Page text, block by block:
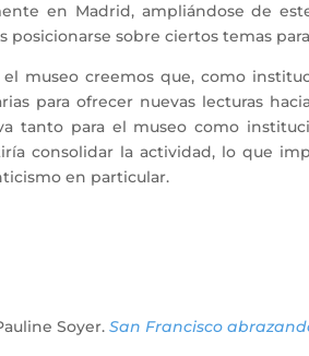
en Madrid, ampliándose de
posicionarse sobre ciertos temas
el museo creemos que, como
para ofrecer nuevas lecturas
tanto para el museo como
consolidar la actividad, lo que
en particular.
Soyer. San Francisco